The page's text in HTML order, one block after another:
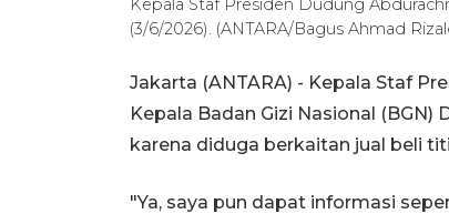
Kepala Staf Presiden Dudung
(3/6/2026). (ANTARA/Bagus Ahmad
Jakarta (ANTARA) - Kepala Staf
Kepala Badan Gizi Nasional
karena diduga berkaitan jual beli
"Ya, saya pun dapat informasi